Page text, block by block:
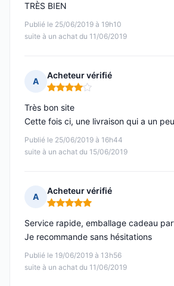
Publié le 25/06/2019 à 19h10
suite à un achat du 11/06/2019
TRÈS BIEN
A
Acheteur vérifié
Note : 4 sur 5
Publié le 25/06/2019 à 16h44
suite à un achat du 15/06/2019
Très bon site
Cette fois ci, une livraison qui a un
A
Acheteur vérifié
Note : 5 sur 5
Publié le 19/06/2019 à 13h56
suite à un achat du 11/06/2019
Service rapide, emballage cadeau
Je recommande sans hésitations